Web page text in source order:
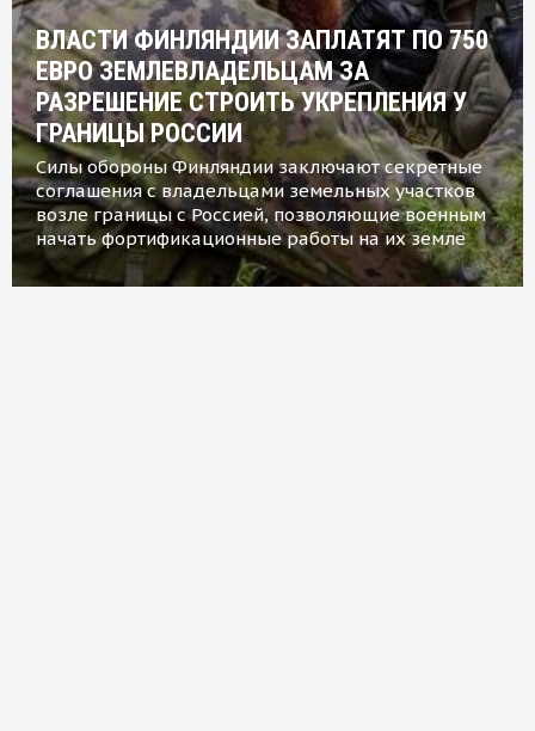
ВЛАСТИ ФИНЛЯНДИИ ЗАПЛАТЯТ ПО 750
ЕВРО ЗЕМЛЕВЛАДЕЛЬЦАМ ЗА
РАЗРЕШЕНИЕ СТРОИТЬ УКРЕПЛЕНИЯ У
ГРАНИЦЫ РОССИИ
Силы обороны Финляндии заключают секретные
соглашения с владельцами земельных участков
возле границы с Россией, позволяющие военным
начать фортификационные работы на их земле